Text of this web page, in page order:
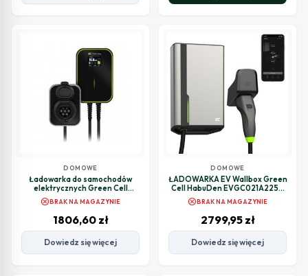
DOMOWE
Ładowarka do samochodów
elektrycznych Green Cell
EV15RFID 22kW
cancelBRAK NA MAGAZYNIE
1806,60 zł
Dowiedz się więcej
DOMOWE
ŁADOWARKA EV Wallbox Green
Cell HabuDen EVGC021A2250
22kW TYPE 2 5M GC App BT Wi-Fi
cancelBRAK NA MAGAZYNIE
2799,95 zł
Dowiedz się więcej